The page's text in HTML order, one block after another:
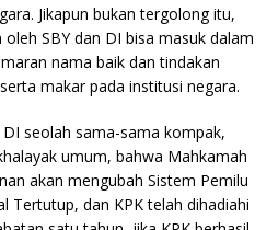
Jikapun bukan tergolong itu,
SBY dan DI bisa masuk dalam
nama baik dan tindakan
makar pada institusi negara.
seolah sama-sama kompak,
umum, bahwa Mahkamah
akan mengubah Sistem Pemilu
Tertutup, dan KPK telah dihadiahi